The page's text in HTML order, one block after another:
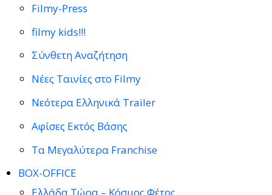
Filmy-Press
filmy kids!!!
Σύνθετη Αναζήτηση
Νέες Ταινίες στο Filmy
Νεότερα Ελληνικά Trailer
Αφίσες Εκτός Βάσης
Τα Μεγαλύτερα Franchise
BOX-OFFICE